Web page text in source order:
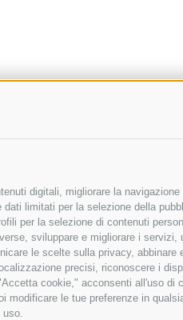
digitali, migliorare la
limitati per la selezione della
per la selezione di contenuti
sviluppare e migliorare i
le scelte sulla privacy, abbinare
precisi, riconoscere i
cookie," acconsenti all'uso di
le tue preferenze in
uso.